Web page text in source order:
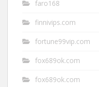
faro168
finnivips.com
fortune99vip.com
fox689ok.com
fox689ok.com